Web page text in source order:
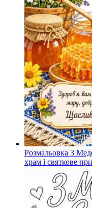
Розмальовка З
храм і святкове